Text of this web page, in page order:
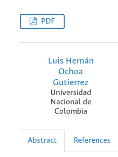
PDF
Luis Hernán
Ochoa
Gutierrez
Universidad
Nacional de
Colombia
Abstract References